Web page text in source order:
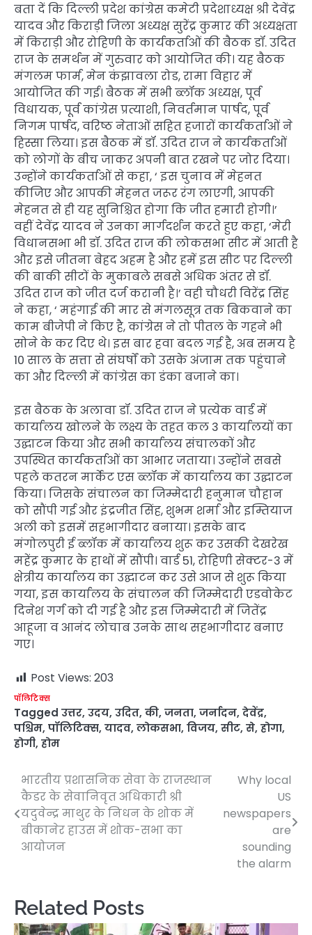
बता दें कि दिल्ली प्रदेश कांग्रेस कमेटी प्रदेशाध्यक्ष श्री देवेंद्र
यादव और किराड़ी जिला अध्यक्ष सुरेंद्र कुमार की अध्यक्षता
में किराड़ी और रोहिणी के कार्यकर्ताओं की बैठक डॉ. उदित
राज के समर्थन में गुरुवार को आयोजित की। यह बैठक
मंगलम फार्म, मेन कंझावला रोड, रामा विहार में
आयोजित की गई। बैठक में सभी ब्लॉक अध्यक्ष, पूर्व
विधायक, पूर्व कांग्रेस प्रत्याशी, निवर्तमान पार्षद, पूर्व
निगम पार्षद, वरिष्ठ नेताओं सहित हजारों कार्यकर्ताओं ने
हिस्सा लिया। इस बैठक में डॉ. उदित राज ने कार्यकर्ताओं
को लोगों के बीच जाकर अपनी बात रखने पर जोर दिया।
उन्होंने कार्यकर्ताओं से कहा, ‘ इस चुनाव में मेहनत
कीजिए और आपकी मेहनत जरूर रंग लाएगी, आपकी
मेहनत से ही यह सुनिश्चित होगा कि जीत हमारी होगी।’
वहीं देवेंद्र यादव ने उनका मार्गदर्शन करते हुए कहा, ‘मेरी
विधानसभा भी डॉ. उदित राज की लोकसभा सीट में आती है
और इसे जीतना बेहद अहम है और हमें इस सीट पर दिल्ली
की बाकी सीटों के मुकाबले सबसे अधिक अंतर से डॉ.
उदित राज को जीत दर्ज करानी है।’ वही चौधरी विरेंद्र सिंह
ने कहा, ‘ महंगाई की मार से मंगलसूत्र तक बिकवाने का
काम बीजेपी ने किए है, कांग्रेस ने तो पीतल के गहने भी
सोने के कर दिए थे। इस बार हवा बदल गई है, अब समय है
10 साल के सत्ता से संघर्षों को उसके अंजाम तक पहुंचाने
का और दिल्ली में कांग्रेस का डंका बजाने का।
इस बैठक के अलावा डॉ. उदित राज ने प्रत्येक वार्ड में
कार्यालय खोलने के लक्ष्य के तहत कल 3 कार्यालयों का
उद्घाटन किया और सभी कार्यालय संचालकों और
उपस्थित कार्यकर्ताओं का आभार जताया। उन्होंने सबसे
पहले कतरन मार्केट एस ब्लॉक में कार्यालय का उद्घाटन
किया। जिसके संचालन का जिम्मेदारी हनुमान चौहान
को सौंपी गई और इंद्रजीत सिंह, शुभम शर्मा और इम्तियाज
अली को इसमें सहभागीदार बनाया। इसके बाद
मंगोलपुरी ई ब्लॉक में कार्यालय शुरू कर उसकी देखरेख
महेंद्र कुमार के हाथों में सौंपी। वार्ड 51, रोहिणी सेक्टर-3 में
क्षेत्रीय कार्यालय का उद्घाटन कर उसे आज से शुरू किया
गया, इस कार्यालय के संचालन की जिम्मेदारी एडवोकेट
दिनेश गर्ग को दी गई है और इस जिम्मेदारी में जितेंद्र
आहूजा व आनंद लोचाब उनके साथ सहभागीदार बनाए
गए।
Post Views: 203
पॉलिटिक्स
Tagged उत्तर, उदय, उदित, की, जनता, जर्नादन, देवेंद्र,
पश्चिम, पॉलिटिक्स, यादव, लोकसभा, विजय, सीट, से, होगा,
होगी, होम
Post
navigation
भारतीय प्रशासनिक सेवा के राजस्थान
कैडर के सेवानिवृत अधिकारी श्री
यदुवेन्द्र माथुर के निधन के शोक में
बीकानेर हाउस में शोक-सभा का
आयोजन
Why local
US
newspapers
are
sounding
the alarm
Related Posts